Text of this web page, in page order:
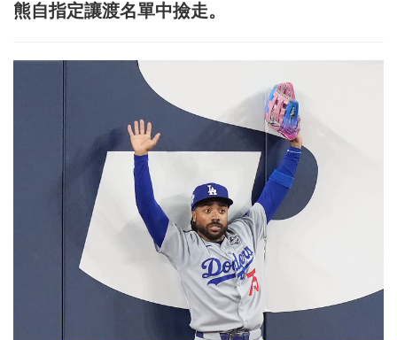
熊自指定讓渡名單中撿走。